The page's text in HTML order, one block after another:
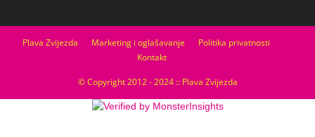
Plava Zvijezda Marketing i oglašavanje
Politika privatnosti
Kontakt
© Copyright 2012 - 2024 :: Plava Zvijezda